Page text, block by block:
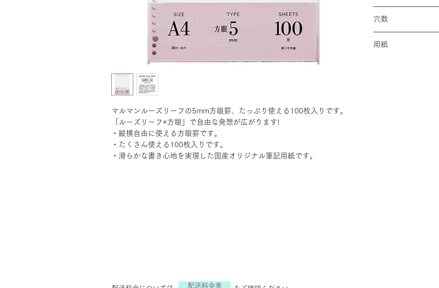
マルマンルーズリーフの5mm方眼罫、たっぷり使える100枚入りです。
「ルーズリーフ×方眼」で自由な発想が広がります!
・縦横自由に使える方眼罫です。
・たくさん使える100枚入りです。
・滑らかな書き心地を実現した国産オリジナル筆記用紙です。
穴数
用紙
配送料金表